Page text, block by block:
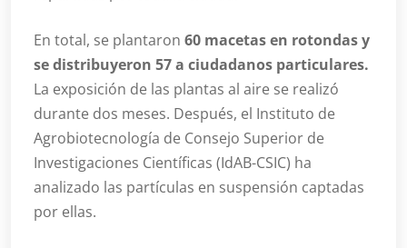
En total, se plantaron 60 macetas en rotondas y
se distribuyeron 57 a ciudadanos particulares.
La exposición de las plantas al aire se realizó
durante dos meses. Después, el Instituto de
Agrobiotecnología de Consejo Superior de
Investigaciones Científicas (IdAB-CSIC) ha
analizado las partículas en suspensión captadas
por ellas.